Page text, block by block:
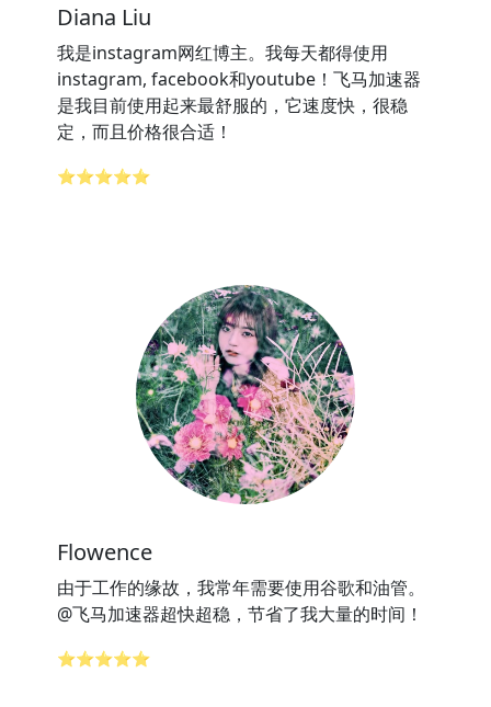
Diana Liu
我是instagram网红博主。我每天都得使用
instagram, facebook和youtube！飞马加速器
是我目前使用起来最舒服的，它速度快，很稳
定，而且价格很合适！
⭐⭐⭐⭐⭐
Flowence
由于工作的缘故，我常年需要使用谷歌和油管。
@飞马加速器超快超稳，节省了我大量的时间！
⭐⭐⭐⭐⭐